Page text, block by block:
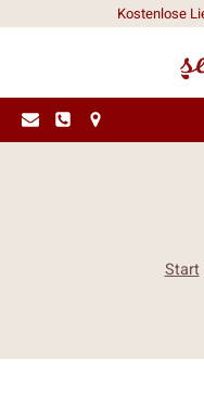
Kostenlose
Start